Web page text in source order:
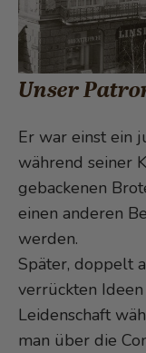
Unser
Er war einst ein
während seiner
gebackenen
einen anderen
werden.
Später, doppelt
verrückten
Leidenschaft
man über die